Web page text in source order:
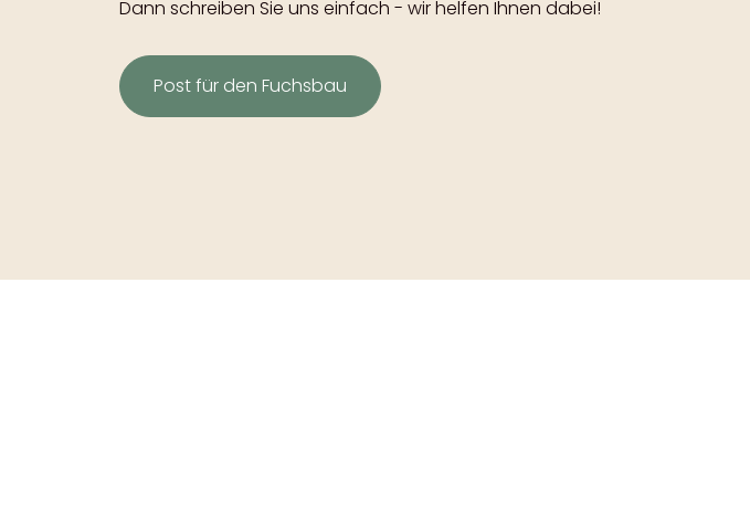
Dann schreiben Sie uns einfach - wir helfen Ihnen dabei!
Post für den Fuchsbau